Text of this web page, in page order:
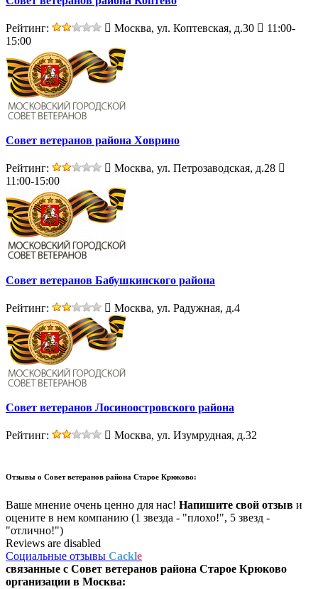
Рейтинг: Москва, ул. Коптевская, д.30
11:00-
15:00
Совет ветеранов района Ховрино
Рейтинг:
Москва, ул. Петрозаводская, д.28
11:00-15:00
Совет ветеранов Бабушкинского района
Рейтинг: Москва, ул. Радужная, д.4
Совет ветеранов Лосиноостровского района
Рейтинг: Москва, ул. Изумрудная, д.32
Отзывы о Совет ветеранов района Старое Крюково:
Ваше мнение очень ценно для нас! Напишите свой отзыв и
оцените в нем компанию (1 звезда - "плохо!", 5 звезд -
"отлично!")
Reviews are disabled
Социальные отзывы Cackle
связанные с Совет ветеранов района Старое Крюково
организации в Москва: